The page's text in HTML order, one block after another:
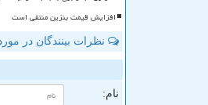
افزایش قیمت بنزین منتفی است
نظرات بینندگان در
نام: